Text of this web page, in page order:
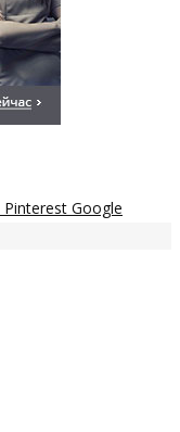
Pinterest Google